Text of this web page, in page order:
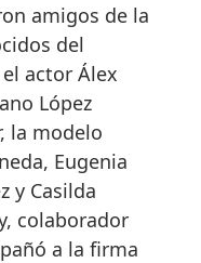
amigos de la
del
actor Álex
López
la modelo
Eugenia
y Casilda
colaborador
a la firma